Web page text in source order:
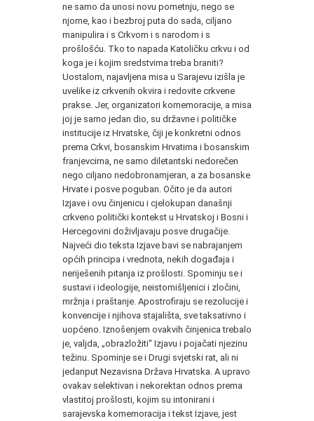
ne samo da unosi novu pometnju, nego se
njome, kao i bezbroj puta do sada, ciljano
manipulira i s Crkvom i s narodom i s
prošlošću. Tko to napada Katoličku crkvu i od
koga je i kojim sredstvima treba braniti?
Uostalom, najavljena misa u Sarajevu izišla je
uvelike iz crkvenih okvira i redovite crkvene
prakse. Jer, organizatori komemoracije, a misa
joj je samo jedan dio, su državne i političke
institucije iz Hrvatske, čiji je konkretni odnos
prema Crkvi, bosanskim Hrvatima i bosanskim
franjevcima, ne samo diletantski nedorečen
nego ciljano nedobronamjeran, a za bosanske
Hrvate i posve poguban. Očito je da autori
Izjave i ovu činjenicu i cjelokupan današnji
crkveno politički kontekst u Hrvatskoj i Bosni i
Hercegovini doživljavaju posve drugačije.
Najveći dio teksta Izjave bavi se nabrajanjem
općih principa i vrednota, nekih događaja i
neriješenih pitanja iz prošlosti. Spominju se i
sustavi i ideologije, neistomišljenici i zločini,
mržnja i praštanje. Apostrofiraju se rezolucije i
konvencije i njihova stajališta, sve taksativno i
uopćeno. Iznošenjem ovakvih činjenica trebalo
je, valjda, „obrazložiti“ Izjavu i pojačati njezinu
težinu. Spominje se i Drugi svjetski rat, ali ni
jedanput Nezavisna Država Hrvatska. A upravo
ovakav selektivan i nekorektan odnos prema
vlastitoj prošlosti, kojim su intonirani i
sarajevska komemoracija i tekst Izjave, jest